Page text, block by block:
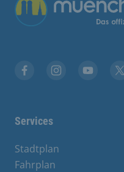
Services
Stadtplan
Fahrplan